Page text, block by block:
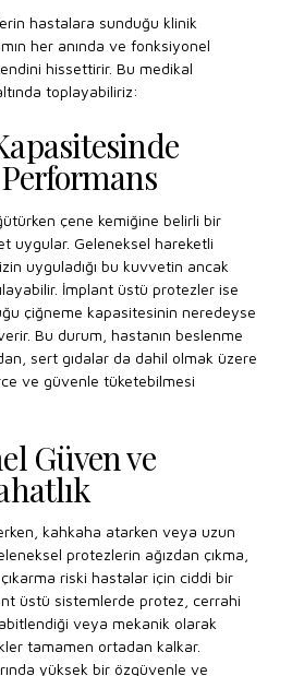
hastalara sunduğu klinik
her anında ve fonksiyonel
hissettirir. Bu medikal
toplayabiliriz:
çene kemiğine belirli bir
uygular. Geleneksel hareketli
uyguladığı bu kuvvetin ancak
İmplant üstü protezler ise
çiğneme kapasitesinin neredeyse
Bu durum, hastanın beslenme
sert gıdalar da dahil olmak üzere
ve güvenle tüketebilmesi
Güven ve
kahkaha atarken veya uzun
protezlerin ağızdan çıkma,
riski hastalar için ciddi bir
üstü sistemlerde protez, cerrahi
veya mekanik olarak
tamamen ortadan kalkar.
yüksek bir özgüvenle ve